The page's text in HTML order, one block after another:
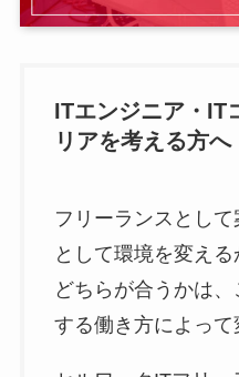
ITエンジニア・IT
リアを考える方へ
フリーランスとし
として環境を変える
どちらが合うかは
する働き方によって